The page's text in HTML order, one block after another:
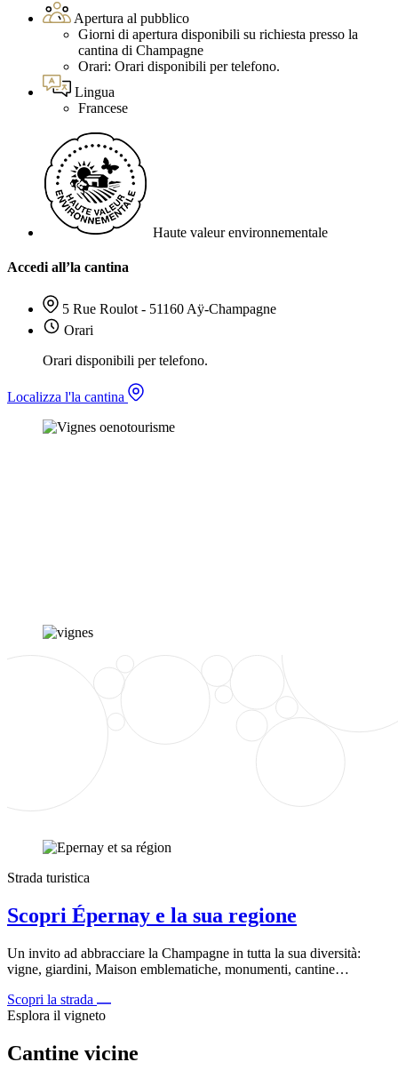
Apertura al pubblico
Giorni di apertura disponibili su richiesta presso la
cantina di Champagne
Orari: Orari disponibili per telefono.
Lingua
Francese
Haute valeur environnementale
Accedi all’la cantina
5 Rue Roulot - 51160 Aÿ-Champagne
Orari
Orari disponibili per telefono.
Localizza l'la cantina
Strada turistica
Scopri Épernay e la sua regione
Un invito ad abbracciare la Champagne in tutta la sua diversità:
vigne, giardini, Maison emblematiche, monumenti, cantine…
Scopri la strada
Esplora il vigneto
Cantine vicine